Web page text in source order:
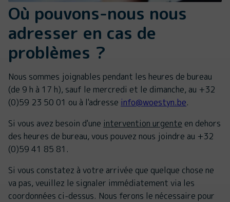
Où pouvons-nous nous
adresser en cas de
problèmes ?
Nous sommes joignables pendant les heures de bureau
(de 9 h à 17 h), sauf le mercredi et le dimanche, au +32
(0)59 23 50 01 ou à l'adresse info@woestyn.be.
Si vous avez besoin d'une intervention urgente en dehors
des heures de bureau, vous pouvez nous joindre au +32
(0)59 41 85 81.
Si vous constatez à votre arrivée que quelque chose ne
va pas, veuillez le signaler immédiatement via les
coordonnées ci-dessus. Nous ferons le nécessaire pour